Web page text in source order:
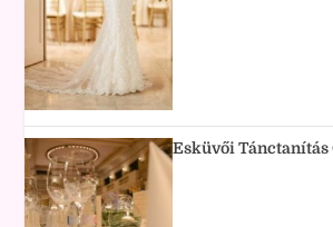
Esküvői